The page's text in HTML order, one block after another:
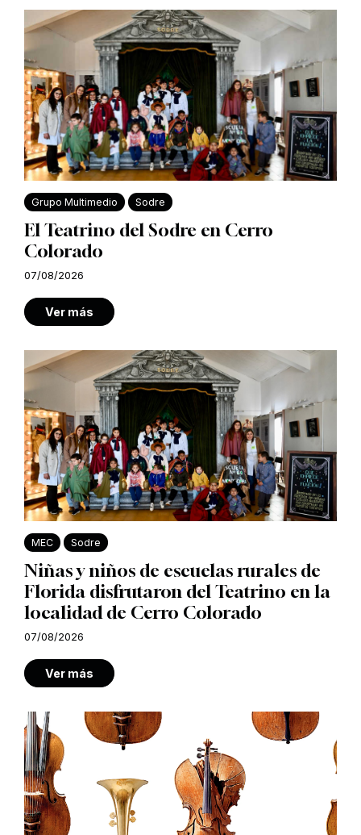
Grupo Multimedio Sodre
El Teatrino del Sodre en Cerro
Colorado
07/08/2026
Ver más
MEC Sodre
Niñas y niños de escuelas rurales de
Florida disfrutaron del Teatrino en la
localidad de Cerro Colorado
07/08/2026
Ver más